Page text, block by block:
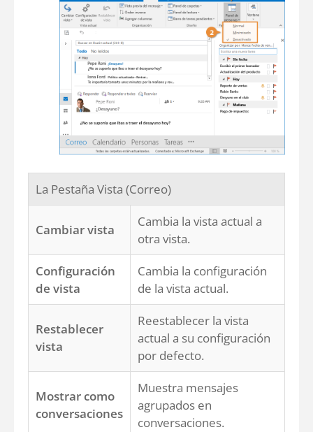
La Pestaña Vista (Correo)
Cambiar vista
Cambia la vista actual a
otra vista.
Configuración
de vista
Cambia la configuración
de la vista actual.
Restablecer
vista
Reestablecer la vista
actual a su configuración
por defecto.
Mostrar como
conversaciones
Muestra mensajes
agrupados en
conversaciones.